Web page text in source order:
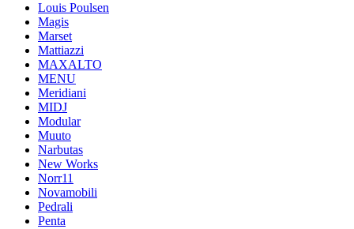
Louis Poulsen
Magis
Marset
Mattiazzi
MAXALTO
MENU
Meridiani
MIDJ
Modular
Muuto
Narbutas
New Works
Norr11
Novamobili
Pedrali
Penta